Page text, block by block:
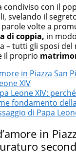
attraverso
condiviso con il
svelando il
volte a
di coppia, in
– tutti gli sposi
il proprio
in Piazza
XIV
Leone XIV:
fondamento
di Papa
in